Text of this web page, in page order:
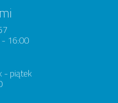
16:00
- piątek